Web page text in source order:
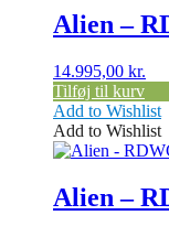
Alien –
14.995,00 kr.
Tilføj til kurv
Add to Wishlist
Add to Wishlist
Alien –